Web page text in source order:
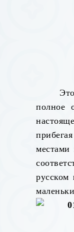
полное
местами
русском